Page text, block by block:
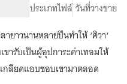
จ
ประเภทไฟล์ วันที่วางขาย
ยาวนานหลายปีนทำให้ ‘ศิวา‘
ารับเป็นผู้อุปการะค่าเทอมให้
กลียดแอบชอบเขามาตลอด